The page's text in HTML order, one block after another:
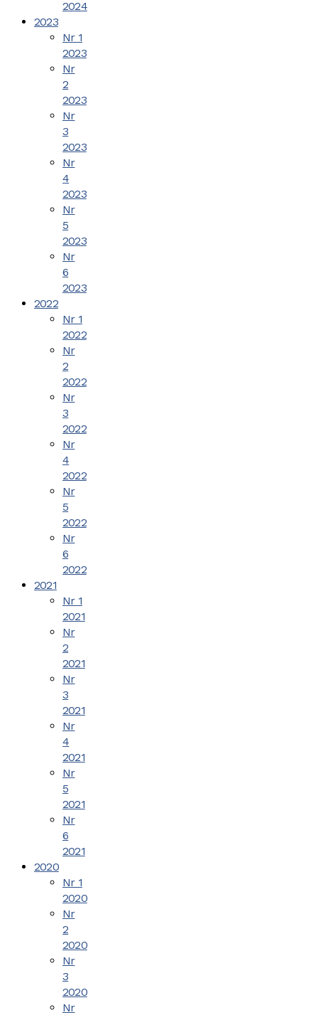
2024
2023
Nr 1
2023
Nr
2
2023
Nr
3
2023
Nr
4
2023
Nr
5
2023
Nr
6
2023
2022
Nr 1
2022
Nr
2
2022
Nr
3
2022
Nr
4
2022
Nr
5
2022
Nr
6
2022
2021
Nr 1
2021
Nr
2
2021
Nr
3
2021
Nr
4
2021
Nr
5
2021
Nr
6
2021
2020
Nr 1
2020
Nr
2
2020
Nr
3
2020
Nr